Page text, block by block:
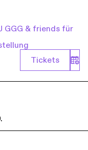
GGG & friends für
Tickets